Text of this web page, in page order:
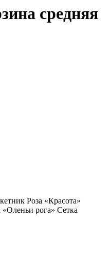
средняя
Роза «Красота»
рога» Сетка